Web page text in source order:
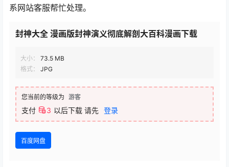
系网站客服帮忙处理。
封神大全 漫画版封神演义彻底解剖大百科漫画下载
大小：
73.5 MB
格式：
JPG
您当前的等级为 游客
支付 3 以后下载 请先 登录
百度网盘